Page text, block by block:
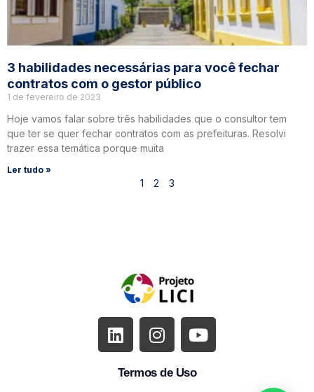
3 habilidades necessárias para você fechar
contratos com o gestor público
1 de fevereiro de 2023
Hoje vamos falar sobre três habilidades que o consultor tem
que ter se quer fechar contratos com as prefeituras. Resolvi
trazer essa temática porque muita
Ler tudo »
1 2 3
Termos de Uso